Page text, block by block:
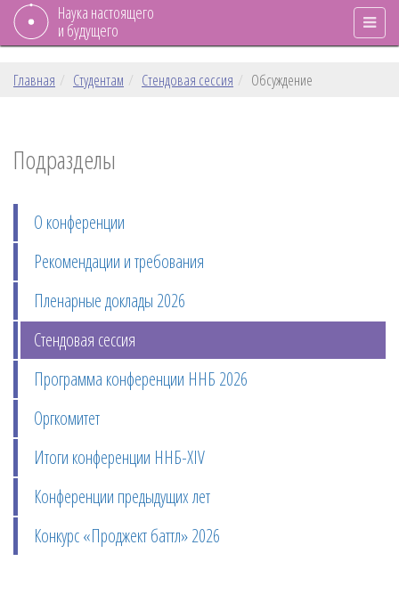
Наука настоящего
и будущего
Главная Студентам Стендовая сессия Обсуждение
Подразделы
О конференции
Рекомендации и требования
Пленарные доклады 2026
Стендовая сессия
Программа конференции ННБ 2026
Оргкомитет
Итоги конференции ННБ-XIV
Конференции предыдущих лет
Конкурс «Проджект баттл» 2026